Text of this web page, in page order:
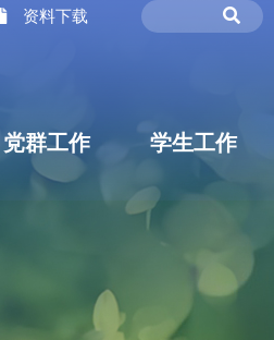
资料下载
党群工作 学生工作